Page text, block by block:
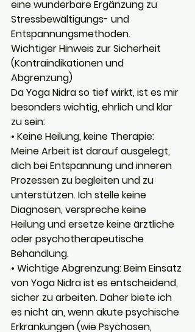
eine wunderbare Ergänzung zu
Stressbewältigungs- und
Entspannungsmethoden.
Wichtiger Hinweis zur Sicherheit
(Kontraindikationen und
Abgrenzung)
Da Yoga Nidra so tief wirkt, ist es mir
besonders wichtig, ehrlich und klar
zu sein:
• Keine Heilung, keine Therapie:
Meine Arbeit ist darauf ausgelegt,
dich bei Entspannung und inneren
Prozessen zu begleiten und zu
unterstützen. Ich stelle keine
Diagnosen, verspreche keine
Heilung und ersetze keine ärztliche
oder psychotherapeutische
Behandlung.
• Wichtige Abgrenzung: Beim Einsatz
von Yoga Nidra ist es entscheidend,
sicher zu arbeiten. Daher biete ich
es nicht an, wenn akute psychische
Erkrankungen (wie Psychosen,